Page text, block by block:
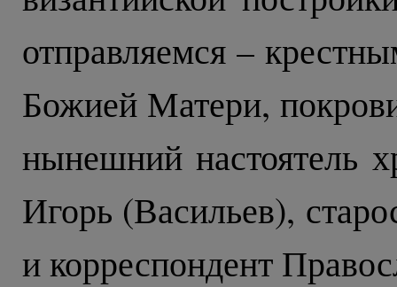
отправляемся –
Божией Матери,
нынешний настоятель
Игорь (Васильев),
и корреспондент